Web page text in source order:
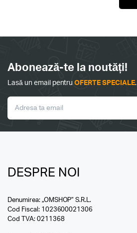
Abonează-te la noutăți!
Lasă un email pentruOFERTE SPECIALE.
DESPRE NOI
Denumirea: „OMSHOP” S.R.L.
Cod Fiscal: 1023600021306
Cod TVA: 0211368